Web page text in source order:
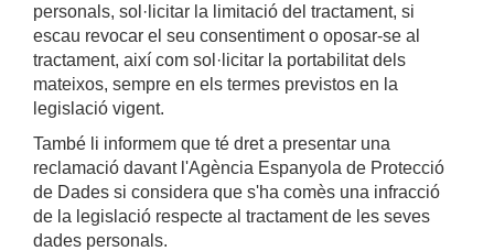
personals, sol·licitar la limitació del tractament, si
escau revocar el seu consentiment o oposar-se al
tractament, així com sol·licitar la portabilitat dels
mateixos, sempre en els termes previstos en la
legislació vigent.
També li informem que té dret a presentar una
reclamació davant l'Agència Espanyola de Protecció
de Dades si considera que s'ha comès una infracció
de la legislació respecte al tractament de les seves
dades personals.